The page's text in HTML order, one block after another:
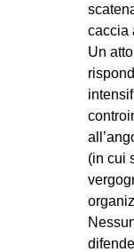
caccia
Un
(in cui